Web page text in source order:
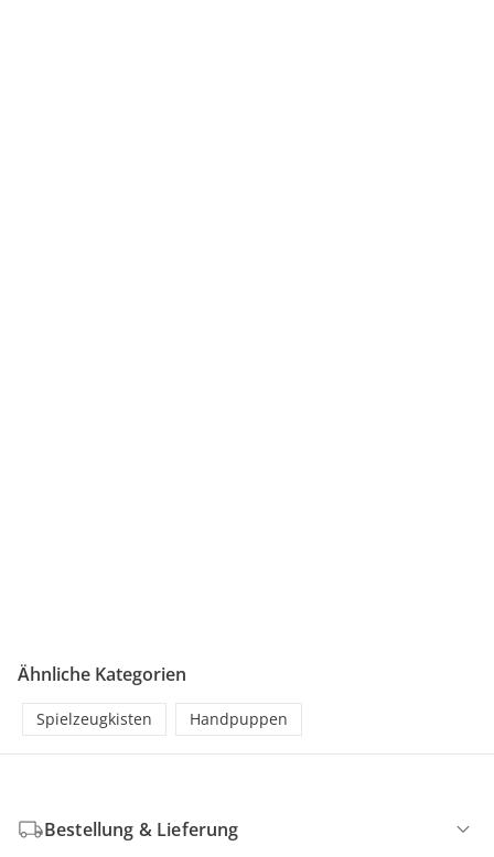
Ähnliche Kategorien
Spielzeugkisten Handpuppen
Bestellung & Lieferung